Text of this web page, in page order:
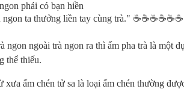
phải có bạn hiền
ngon ta thưởng liền tay cùng trà."
ngon ngoài trà ngon ra thì ấm pha trà là một
thể thiếu.
ấm chén tử sa là loại ấm chén thường